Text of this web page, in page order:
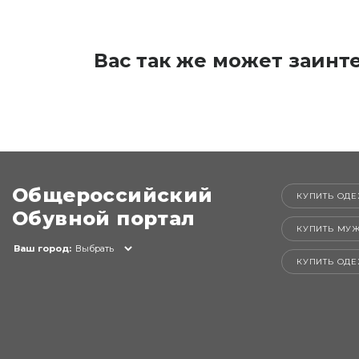
Вас так же может
Общероссийский
Обувной портал
Ваш город: Выбрать
КУПИТЬ
КУПИТЬ
КУПИТЬ